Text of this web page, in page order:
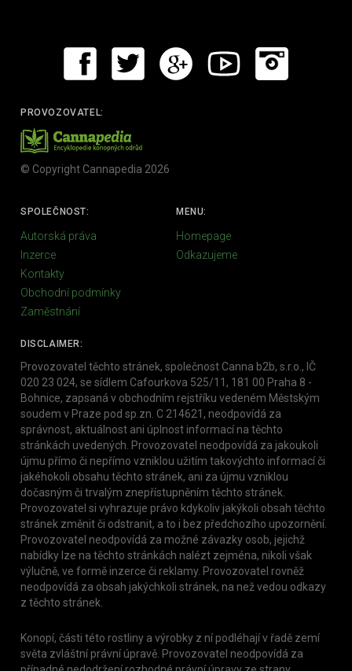
PROVOZOVATEL:
© Copyright Cannapedia 2026
SPOLEČNOST:
Autorská práva
Inzerce
Kontakty
Obchodní podmínky
Zaměstnání
MENU:
Homepage
Odkazujeme
DISCLAIMER:
Provozovatel těchto stránek, společnost Canna b2b, s.r.o., IČ
020 23 024, se sídlem Cafourkova 525/11, 181 00 Praha 8 -
Bohnice, zapsaná v obchodním rejstříku vedeném Městským
soudem v Praze pod sp.zn. C 214621, neodpovídá za
správnost, aktuálnost ani úplnost informací na těchto
stránkách uvedených. Provozovatel neodpovídá za jakoukoli
újmu přímo či nepřímo vzniklou užitím takovýchto informací či
jakéhokoli obsahu těchto stránek, ani za újmu vzniklou
dočasným či trvalým znepřístupněním těchto stránek.
Provozovatel si vyhrazuje právo kdykoliv jakýkoli obsah těchto
stránek změnit či odstranit, a to i bez předchozího upozornění.
Provozovatel neodpovídá za možné závazky osob, jejichž
nabídky lze na těchto stránkách nalézt zejména, nikoli však
výlučně, ve formě inzerce či reklamy. Provozovatel rovněž
neodpovídá za obsah jakýchkoli stránek, na než vedou odkazy
z těchto stránek.
Konopí, části této rostliny a výrobky z ní podléhají v řadě zemí
světa zvláštní právní úpravě. Provozovatel neodpovídá za